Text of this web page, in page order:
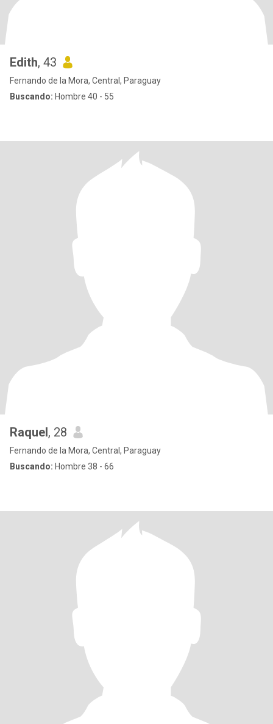
Edith, 43
Fernando de la Mora, Central, Paraguay
Buscando: Hombre 40 - 55
Raquel, 28
Fernando de la Mora, Central, Paraguay
Buscando: Hombre 38 - 66